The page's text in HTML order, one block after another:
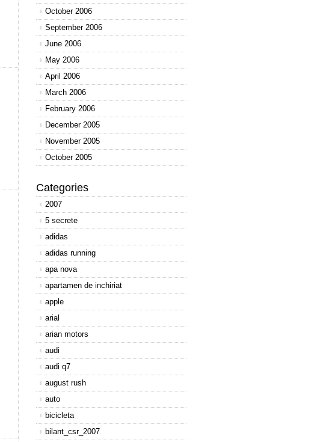
October 2006
September 2006
June 2006
May 2006
April 2006
March 2006
February 2006
December 2005
November 2005
October 2005
Categories
2007
5 secrete
adidas
adidas running
apa nova
apartamen de inchiriat
apple
arial
arian motors
audi
audi q7
august rush
auto
bicicleta
bilant_csr_2007